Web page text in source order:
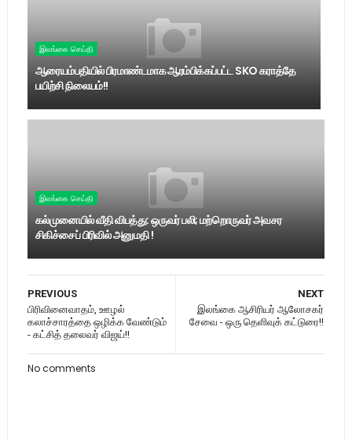
இலங்கை செய்தி
ஆரையம்பதியில் பிரமாண்டமாக ஆரம்பிக்கப்பட்ட SKO கராத்தே
பயிற்சி நிலையம்!!
இலங்கை செய்தி
கல்முனையில் வீதி விபத்து: ஒருவர் பலி; மற்றொருவர் அவசர
சிகிச்சைப் பிரிவில் அனுமதி !
NEXT
இலங்கை ஆசிரியர் ஆலோசகர்
சேவை - ஒரு தெளிவுக் கட்டுரை!!
PREVIOUS
பிரிவினைவாதம், ஊழல்
கலாச்சாரத்தை ஒழிக்க வேண்டும்
- கட்சித் தலைவர் விஜய்!!
No comments